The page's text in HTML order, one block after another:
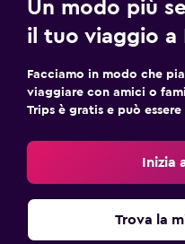
Un modo più
il tuo viaggio a
Facciamo in modo che
viaggiare con amici o
Trips è gratis e può
Inizia
Trova la